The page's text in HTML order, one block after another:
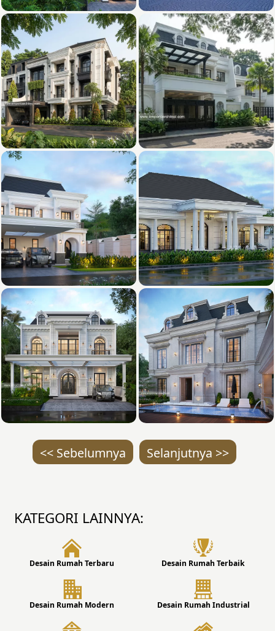
<< Sebelumnya Selanjutnya >>
KATEGORI LAINNYA:
Desain Rumah Terbaru Desain Rumah Terbaik
Desain Rumah Modern Desain Rumah Industrial